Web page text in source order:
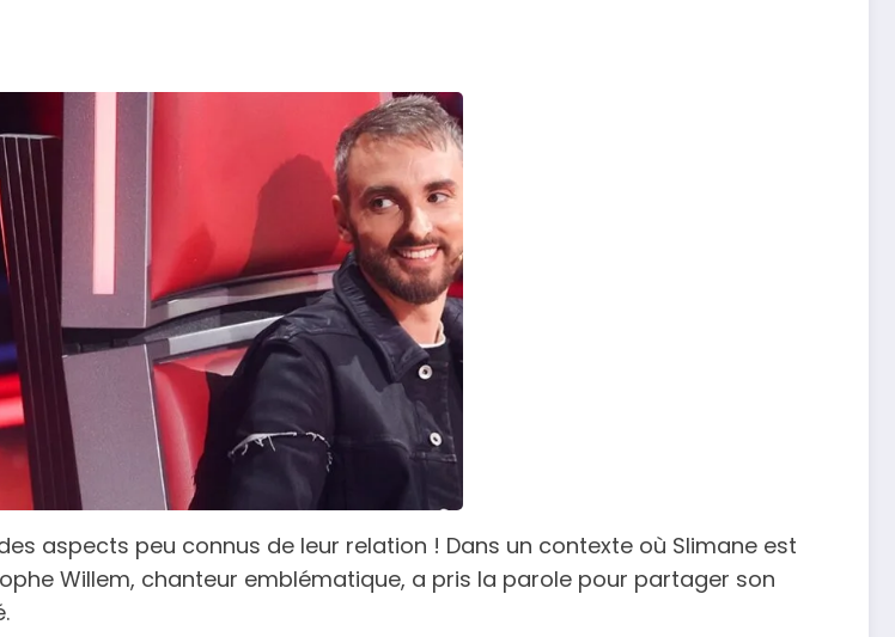
aspects peu connus de leur relation ! Dans un contexte où Slimane est
Willem, chanteur emblématique, a pris la parole pour partager son